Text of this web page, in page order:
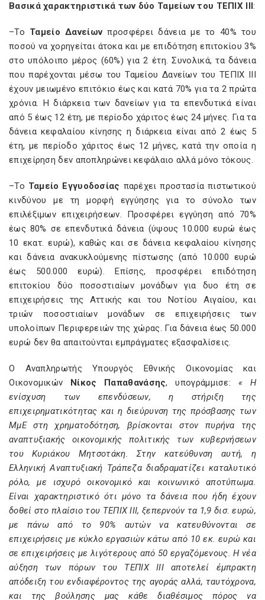
Βασικά χαρακτηριστικά των δύο Ταμείων του ΤΕΠΙΧ ΙΙΙ:
–Το Ταμείο Δανείωνπροσφέρει δάνεια με το 40% του
ποσού να χορηγείται άτοκα και με επιδότηση επιτοκίου 3%
στο υπόλοιπο μέρος (60%) για 2 έτη. Συνολικά, τα δάνεια
που παρέχονται μέσω του Ταμείου Δανείων του ΤΕΠΙΧ ΙΙΙ
έχουν μειωμένο επιτόκιο έως και κατά 70% για τα 2 πρώτα
χρόνια. Η διάρκεια των δανείων για τα επενδυτικά είναι
από 5 έως 12 έτη, με περίοδο χάριτος έως 24 μήνες. Για τα
δάνεια κεφαλαίου κίνησης η διάρκεια είναι από 2 έως 5
έτη, με περίοδο χάριτος έως 12 μήνες, κατά την οποία η
επιχείρηση δεν αποπληρώνει κεφάλαιο αλλά μόνο τόκους.
–Το Ταμείο Εγγυοδοσίας παρέχει προστασία πιστωτικού
κινδύνου με τη μορφή εγγύησης για το σύνολο των
επιλέξιμων επιχειρήσεων. Προσφέρει εγγύηση από 70%
έως 80% σε επενδυτικά δάνεια (ύψους 10.000 ευρώ έως
10 εκατ. ευρώ), καθώς και σε δάνεια κεφαλαίου κίνησης
και δάνεια ανακυκλούμενης πίστωσης (από 10.000 ευρώ
έως 500.000 ευρώ). Επίσης, προσφέρει επιδότηση
επιτοκίου δύο ποσοστιαίων μονάδων για δυο έτη σε
επιχειρήσεις της Αττικής και του Νοτίου Αιγαίου, και
τριών ποσοστιαίων μονάδων σε επιχειρήσεις των
υπολοίπων Περιφερειών της χώρας. Για δάνεια έως 50.000
ευρώ δεν θα απαιτούνται εμπράγματες εξασφαλίσεις.
O Αναπληρωτής Υπουργός Εθνικής Οικονομίας και
Οικονομικών Νίκος Παπαθανάσης, υπογράμμισε: « Η
ενίσχυση των επενδύσεων, η στήριξη της
επιχειρηματικότητας και η διεύρυνση της πρόσβασης των
ΜμΕ στη χρηματοδότηση, βρίσκονται στον πυρήνα της
αναπτυξιακής οικονομικής πολιτικής των κυβερνήσεων
του Κυριάκου Μητσοτάκη. Στην κατεύθυνση αυτή, η
Ελληνική Αναπτυξιακή Τράπεζα διαδραματίζει καταλυτικό
ρόλο, με ισχυρό οικονομικό και κοινωνικό αποτύπωμα.
Είναι χαρακτηριστικό ότι μόνο τα δάνεια που ήδη έχουν
δοθεί στο πλαίσιο του ΤΕΠΙΧ ΙΙΙ, ξεπερνούν τα 1,9 δισ. ευρώ,
με πάνω από το 90% αυτών να κατευθύνονται σε
επιχειρήσεις με κύκλο εργασιών κάτω από 10 εκ. ευρώ και
σε επιχειρήσεις με λιγότερους από 50 εργαζόμενους. Η νέα
αύξηση των πόρων του ΤΕΠΙΧ ΙΙΙ αποτελεί έμπρακτη
απόδειξη του ενδιαφέροντος της αγοράς αλλά, ταυτόχρονα,
και της βούλησης μας κάθε διαθέσιμος πόρος να